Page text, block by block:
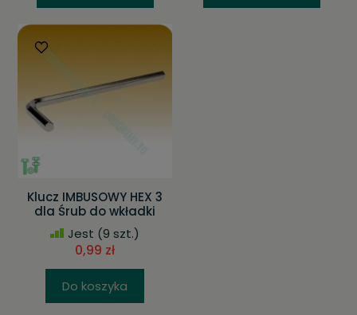
Klucz IMBUSOWY HEX 3
dla Śrub do wkładki
Jest (9 szt.)
0,99 zł
Do koszyka